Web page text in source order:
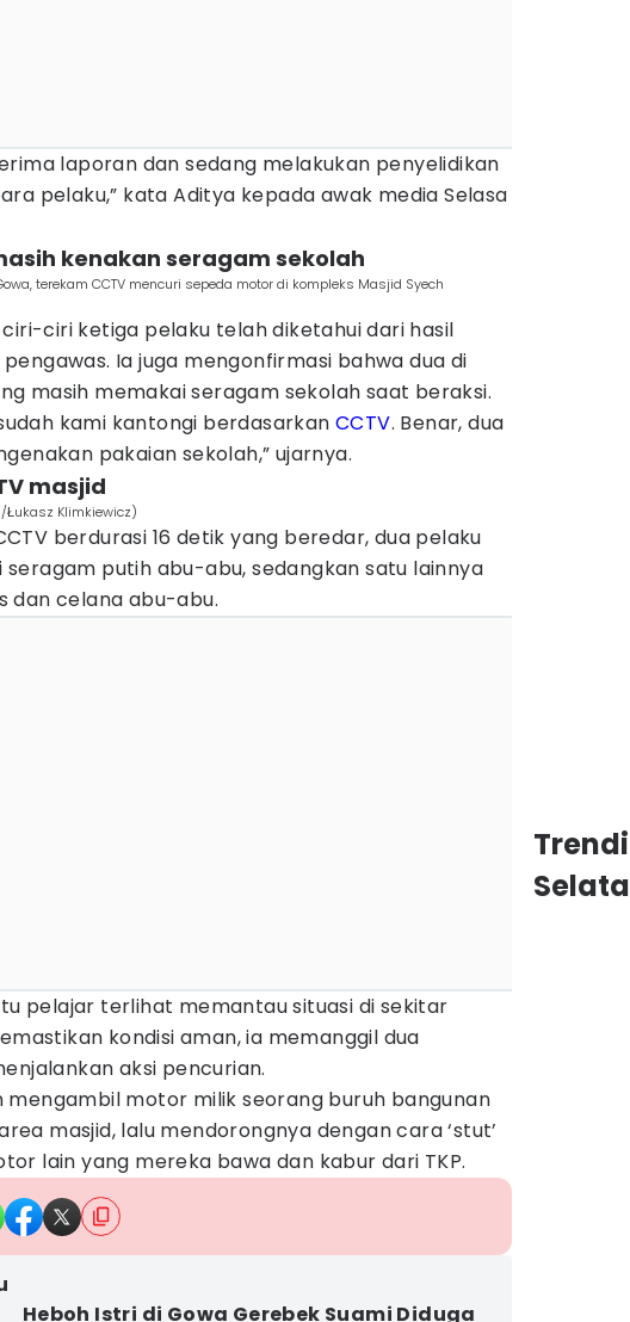
laporan dan sedang melakukan penyelidikan
pelaku,” kata Aditya kepada awak media Selasa
kenakan seragam sekolah
terekam CCTV mencuri sepeda motor di kompleks Masjid Syech
ciri ketiga pelaku telah diketahui dari hasil
Ia juga mengonfirmasi bahwa dua di
masih memakai seragam sekolah saat beraksi.
kami kantongi berdasarkan CCTV. Benar, dua
pakaian sekolah,” ujarnya.
masjid
Łukasz Klimkiewicz)
berdurasi 16 detik yang beredar, dua pelaku
putih abu-abu, sedangkan satu lainnya
dan celana abu-abu.
pelajar terlihat memantau situasi di sekitar
kondisi aman, ia memanggil dua
aksi pencurian.
mengambil motor milik seorang buruh bangunan
masjid, lalu mendorongnya dengan cara ‘stut’
lain yang mereka bawa dan kabur dari TKP.
Heboh Istri di Gowa Gerebek Suami Diduga